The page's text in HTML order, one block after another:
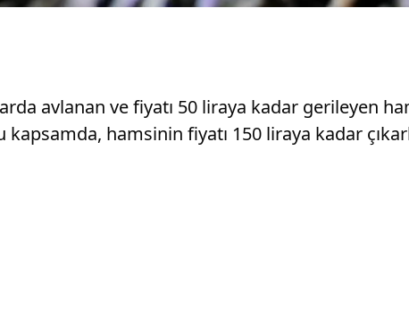
avlanan ve fiyatı 50 liraya kadar gerileyen
kapsamda, hamsinin fiyatı 150 liraya kadar